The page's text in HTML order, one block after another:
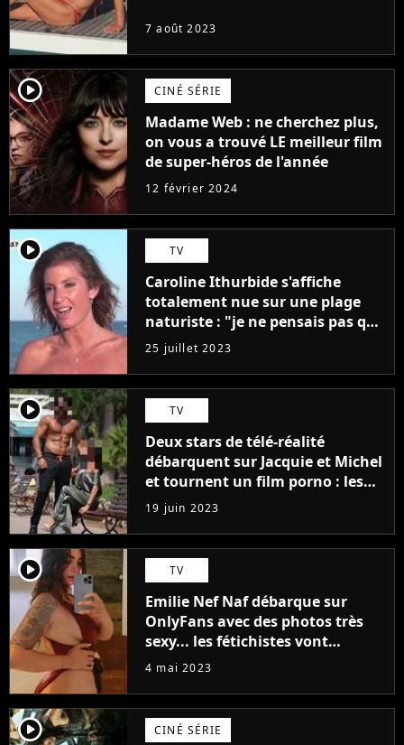
7 août 2023
player2 CINÉ SÉRIE
Madame Web : ne cherchez plus,
on vous a trouvé LE meilleur film
de super-héros de l'année
12 février 2024
player2 TV
Caroline Ithurbide s'affiche
totalement nue sur une plage
naturiste : "je ne pensais pas que
j'arriverais à le faire..."
25 juillet 2023
player2 TV
Deux stars de télé-réalité
débarquent sur Jacquie et Michel
et tournent un film porno : les
premières images du tournage
(exclu)
19 juin 2023
player2 TV
Emilie Nef Naf débarque sur
OnlyFans avec des photos très
sexy... les fétichistes vont
prendre leur pied !
4 mai 2023
player2 CINÉ SÉRIE